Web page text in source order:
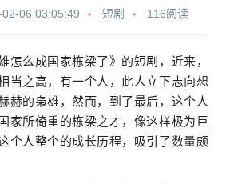
02-06 03:05:49 短剧 116阅读
怎么成国家栋梁了》的短剧 ，近来，
当之高，有一个人，此人立下志向想
赫的枭雄，然而，到了最后，这个人
家所倚重的栋梁之才，像这样极为巨
个人整个的成长历程，吸引了数量颇